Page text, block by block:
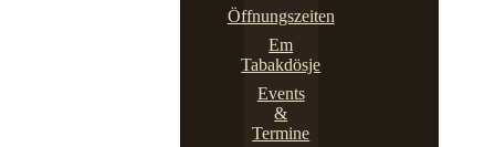
Öffnungszeiten
Em
Tabakdösje
Events
&
Termine